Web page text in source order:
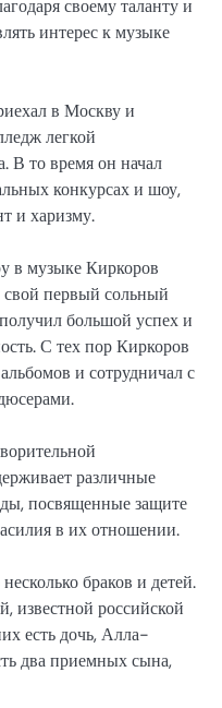
своему таланту и
интерес к музыке
в Москву и
легкой
В то время он начал
конкурсах и шоу,
и харизму.
в музыке Киркоров
свой первый сольный
большой успех и
С тех пор Киркоров
и сотрудничал с
различные
посвященные защите
в их отношении.
браков и детей.
известной российской
есть дочь, Алла-
два приемных сына,